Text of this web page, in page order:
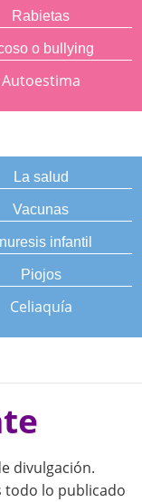
Rabietas
o bullying
Autoestima
La salud
Vacunas
infantil
Piojos
Celiaquía
divulgación.
todo lo publicado